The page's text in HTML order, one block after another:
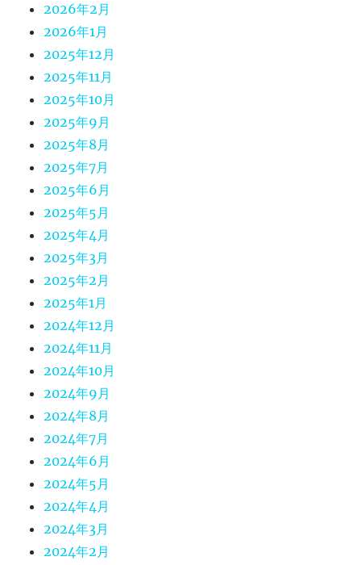
2026年2月
2026年1月
2025年12月
2025年11月
2025年10月
2025年9月
2025年8月
2025年7月
2025年6月
2025年5月
2025年4月
2025年3月
2025年2月
2025年1月
2024年12月
2024年11月
2024年10月
2024年9月
2024年8月
2024年7月
2024年6月
2024年5月
2024年4月
2024年3月
2024年2月